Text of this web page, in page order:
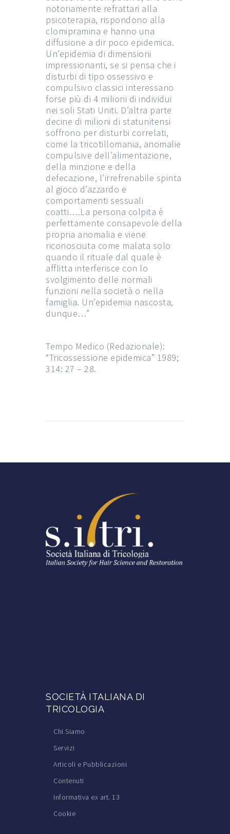
notoriamente refrattari alla
psicoterapia, rispondono alla
clomipramina e hanno una
diffusione a dir poco epidemica.
Un’epidemia di dimensioni
impressionanti, se si pensa che i
disturbi di tipo ossessivo e
compulsivo classici interessano
forse più di 4 milioni di individui
nei soli Stati Uniti. D’altra parte
decine di milioni di statunitensi
soffrono per disturbi correlati,
come la tricotillomania, anomalie
compulsive dell’alimentazione,
della minzione e della
defecazione, l’irrefrenabile spinta
al gioco d’azzardo e
comportamenti sessuali
coatti….La persona colpita è
perfettamente consapevole della
propria anomalia e viene
riconosciuta come malata solo
quando il rituale dal quale è
afflitta interferisce con lo
svolgimento delle normali
funzioni nella società o nella
famiglia. Un’epidemia nascosta,
dunque…”
Tempo Medico (Redazionale):
“Tricossessione epidemica” 1989;
314: 27 – 28.
SOCIETÀ ITALIANA DI
TRICOLOGIA
Chi Siamo
Servizi
Articoli e Pubblicazioni
Contenuti
Informativa ex art. 13
Cookie